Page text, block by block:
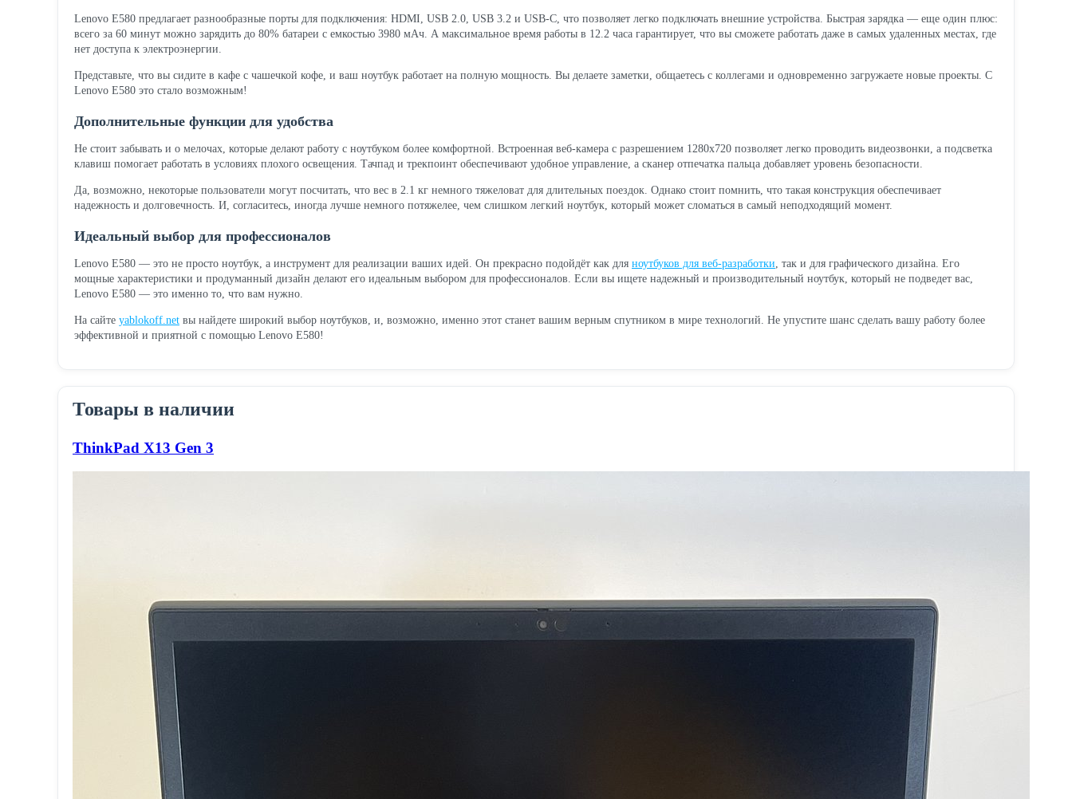
Lenovo E580 предлагает разнообразные порты для подключения: HDMI, USB 2.0, USB 3.2 и USB-C, что позволяет легко подключать внешние устройства. Быстрая зарядка — еще один плюс:
всего за 60 минут можно зарядить до 80% батареи с емкостью 3980 мАч. А максимальное время работы в 12.2 часа гарантирует, что вы сможете работать даже в самых удаленных местах, где
нет доступа к электроэнергии.
Представьте, что вы сидите в кафе с чашечкой кофе, и ваш ноутбук работает на полную мощность. Вы делаете заметки, общаетесь с коллегами и одновременно загружаете новые проекты. С
Lenovo E580 это стало возможным!
Дополнительные функции для удобства
Не стоит забывать и о мелочах, которые делают работу с ноутбуком более комфортной. Встроенная веб-камера с разрешением 1280x720 позволяет легко проводить видеозвонки, а подсветка
клавиш помогает работать в условиях плохого освещения. Тачпад и трекпоинт обеспечивают удобное управление, а сканер отпечатка пальца добавляет уровень безопасности.
Да, возможно, некоторые пользователи могут посчитать, что вес в 2.1 кг немного тяжеловат для длительных поездок. Однако стоит помнить, что такая конструкция обеспечивает
надежность и долговечность. И, согласитесь, иногда лучше немного потяжелее, чем слишком легкий ноутбук, который может сломаться в самый неподходящий момент.
Идеальный выбор для профессионалов
Lenovo E580 — это не просто ноутбук, а инструмент для реализации ваших идей. Он прекрасно подойдёт как для ноутбуков для веб-разработки , так и для графического дизайна. Его
мощные характеристики и продуманный дизайн делают его идеальным выбором для профессионалов. Если вы ищете надежный и производительный ноутбук, который не подведет вас,
Lenovo E580 — это именно то, что вам нужно.
На сайте yablokoff.net вы найдете широкий выбор ноутбуков, и, возможно, именно этот станет вашим верным спутником в мире технологий. Не упустите шанс сделать вашу работу более
эффективной и приятной с помощью Lenovo E580!
Товары в наличии
ThinkPad X13 Gen 3